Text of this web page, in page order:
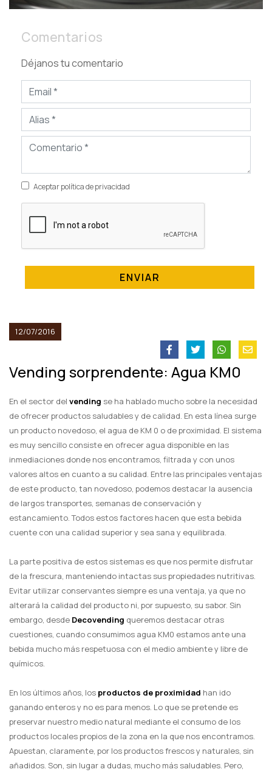
Comentarios
Déjanos tu comentario
Aceptar política de privacidad
ENVIAR
12/07/2016
Vending sorprendente: Agua KM0
En el sector del vending se ha hablado mucho sobre la necesidad
de ofrecer productos saludables y de calidad. En esta línea surge
un producto novedoso, el agua de KM 0 o de proximidad. El sistema
es muy sencillo consiste en ofrecer agua disponible en las
inmediaciones donde nos encontramos, filtrada y con unos
valores altos en cuanto a su calidad. Entre las principales ventajas
de este producto, tan novedoso, podemos destacar la ausencia
de largos transportes, semanas de conservación y
estancamiento. Todos estos factores hacen que esta bebida
cuente con una calidad superior y sea sana y equilibrada.
La parte positiva de estos sistemas es que nos permite disfrutar
de la frescura, manteniendo intactas sus propiedades nutritivas.
Evitar utilizar conservantes siempre es una ventaja, ya que no
alterará la calidad del producto ni, por supuesto, su sabor. Sin
embargo, desde Decovending queremos destacar otras
cuestiones, cuando consumimos agua KM0 estamos ante una
bebida mucho más respetuosa con el medio ambiente y libre de
químicos.
En los últimos años, los productos de proximidad han ido
ganando enteros y no es para menos. Lo que se pretende es
preservar nuestro medio natural mediante el consumo de los
productos locales propios de la zona en la que nos encontramos.
Apuestan, claramente, por los productos frescos y naturales, sin
añadidos. Son, sin lugar a dudas, mucho más saludables. Pero,